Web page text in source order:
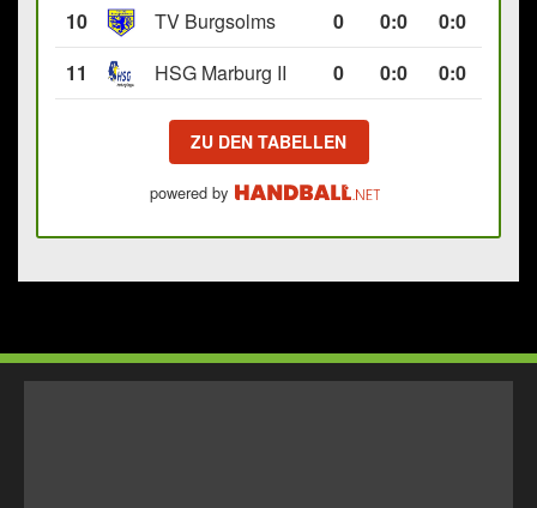
10
TV Burgsolms 0 0:0
0:0
11
HSG Marburg II 0 0:0 0:0
ZU DEN TABELLEN
powered by